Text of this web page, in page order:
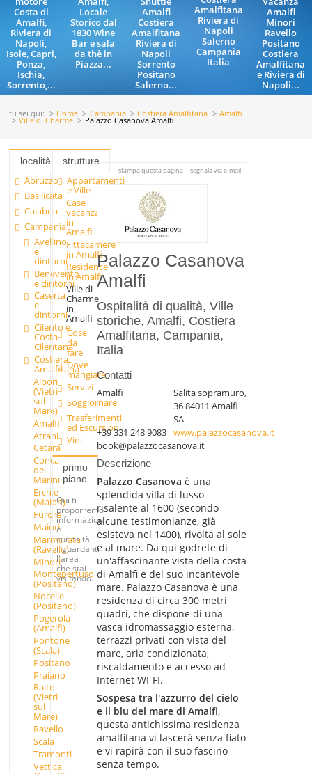
Costa di
Amalfi,
Riviera di
Napoli,
Isole, Capri,
Ponza,
Ischia,
Sorrento,...
Locale
Storico dal
1830 Wine
Bar e sala
da thè in
Piazza...
Amalfi
Costiera
Amalfitana
Riviera di
Napoli
Sorrento
Positano
Salerno...
Amalfitana
Riviera di
Napoli
Salerno
Campania
Italia
Amalfi
Minori
Ravello
Positano
Costiera
Amalfitana
e Riviera di
Napoli...
tu sei qui: Home Campania Costiera Amalfitana Amalfi
Ville di Charme Palazzo Casanova Amalfi
località
Abruzzo
Basilicata
Calabria
Campania
Avellino
e
dintorni
Benevento
e dintorni
Caserta
e
dintorni
Cilento e
Costa
Cilentana
Costiera
Amalfitana
Albori
(Vietri
sul
Mare)
Amalfi
Atrani
Cetara
Conca
dei
Marini
Erchie
(Maiori)
Furore
Maiori
Marmorata
(Ravello)
Minori
Montepertuso
(Positano)
Nocelle
(Positano)
Pogerola
(Amalfi)
Pontone
(Scala)
Positano
Praiano
Raito
(Vietri
sul
Mare)
Ravello
Scala
Tramonti
Vettica
strutture
Appartamenti
e Ville
Case
vacanza
in
Amalfi
Fittacamere
in Amalfi
Residence
in Amalfi
Ville di
Charme
in
Amalfi
Cose
da
fare
Dove
mangiare
Servizi
Soggiornare
Trasferimenti
ed Escursioni
Vini
primo
piano
Qui ti
proporremo
informazioni
e
curiosità
riguardanti
l'area
che stai
visitando.
stampa questa pagina segnala via e-mail
Palazzo Casanova
Amalfi
Ospitalità di qualità, Ville
storiche, Amalfi, Costiera
Amalfitana, Campania,
Italia
Contatti
Amalfi
Salita sopramuro,
36 84011 Amalfi
SA
+39 331 248 9083 www.palazzocasanova.it
book@palazzocasanova.it
Descrizione
Palazzo Casanova è una
splendida villa di lusso
risalente al 1600 (secondo
alcune testimonianze, già
esisteva nel 1400), rivolta al sole
e al mare. Da qui godrete di
un'affascinante vista della costa
di Amalfi e del suo incantevole
mare. Palazzo Casanova è una
residenza di circa 300 metri
quadri, che dispone di una
vasca idromassaggio esterna,
terrazzi privati con vista del
mare, aria condizionata,
riscaldamento e accesso ad
Internet WI-FI.
Sospesa tra l'azzurro del cielo
e il blu del mare di Amalfi,
questa antichissima residenza
amalfitana vi lascerà senza fiato
e vi rapirà con il suo fascino
senza tempo.